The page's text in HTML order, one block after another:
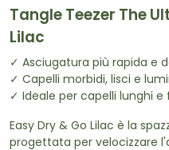
Tangle Teezer The
Lilac
✓ Asciugatura più rapida e
✓ Capelli morbidi, lisci e
✓ Ideale per capelli lunghi e
Easy Dry & Go Lilac è la
progettata per velocizzare